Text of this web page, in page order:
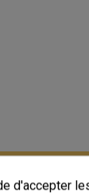
d'accepter